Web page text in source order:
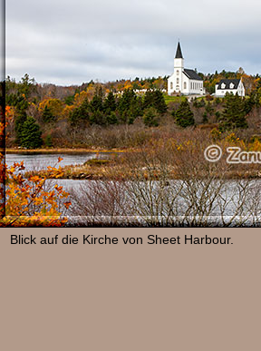
Blick auf die Kirche von Sheet Harbour.